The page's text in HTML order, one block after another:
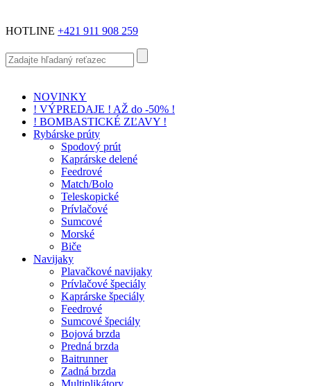
HOTLINE +421 911 908 259
NOVINKY
! VÝPREDAJE ! AŽ do -50% !
! BOMBASTICKÉ ZĽAVY !
Rybárske prúty
Spodový prút
Kaprárske delené
Feedrové
Match/Bolo
Teleskopické
Prívlačové
Sumcové
Morské
Biče
Navijaky
Plavačkové navijaky
Prívlačové špeciály
Kaprárske špeciály
Feedrové
Sumcové špeciály
Bojová brzda
Predná brzda
Baitrunner
Zadná brzda
Multiplikátory